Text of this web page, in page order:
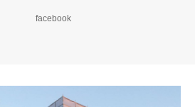
facebook